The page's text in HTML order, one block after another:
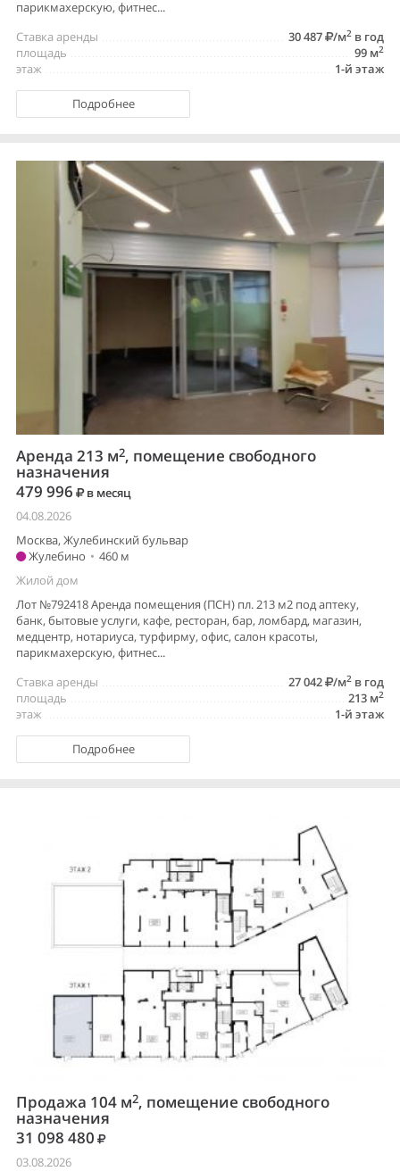
парикмахерскую, фитнес...
30 487
/м2 в год
Ставка аренды
99 м2
площадь
1-й этаж
этаж
Подробнее
Аренда 213 м2, помещение свободного
назначения
479 996
в месяц
04.08.2026
Москва, Жулебинский бульвар
Жулебино • 460 м
Жилой дом
Лот №792418 Аренда помещения (ПСН) пл. 213 м2 под аптеку,
банк, бытовые услуги, кафе, ресторан, бар, ломбард, магазин,
медцентр, нотариуса, турфирму, офис, салон красоты,
парикмахерскую, фитнес...
27 042
/м2 в год
Ставка аренды
213 м2
площадь
1-й этаж
этаж
Подробнее
Продажа 104 м2, помещение свободного
назначения
31 098 480
03.08.2026